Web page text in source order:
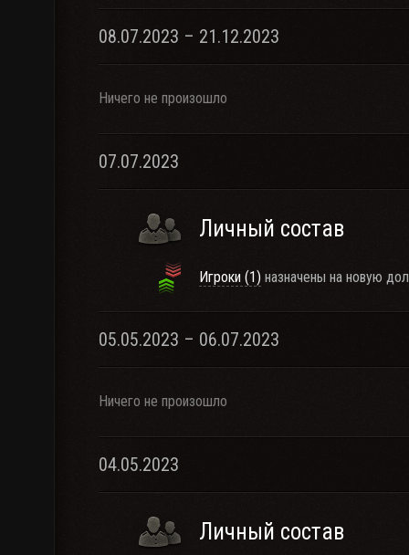
08.07.2023 – 21.12.2023
Ничего не произошло
07.07.2023
Личный состав
Игроки (1) назначены на новую
05.05.2023 – 06.07.2023
Ничего не произошло
04.05.2023
Личный состав